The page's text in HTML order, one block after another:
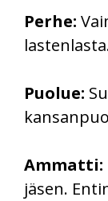
Perhe:
Puolue:
Ammatti:
jäsen.